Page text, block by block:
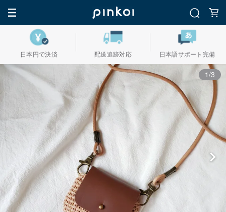
日本円で決済 配送追跡対応 日本語サポート完備
1/3